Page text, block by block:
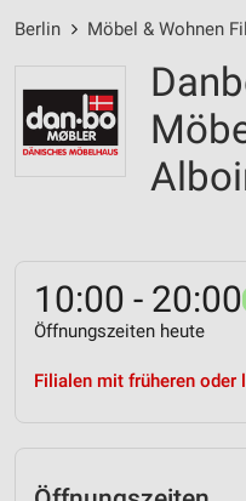
Berlin Möbel & Wohnen
10:00 - 20:00
Öffnungszeiten heute
Filialen mit früheren oder